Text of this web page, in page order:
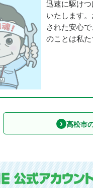
迅速に駆け
いたします
された安心
のことは私た
高松市